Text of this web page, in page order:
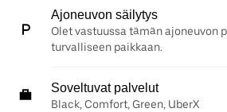
Ajoneuvon säilytys
Olet vastuussa tämän ajoneuvon
turvalliseen paikkaan.
Soveltuvat palvelut
Black, Comfort, Green, UberX